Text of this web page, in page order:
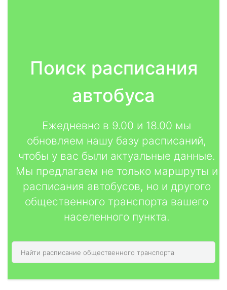
Поиск расписания
автобуса
Ежедневно в 9.00 и 18.00 мы
обновляем нашу базу расписаний,
чтобы у вас были актуальные данные.
Мы предлагаем не только маршруты и
расписания автобусов, но и другого
общественного транспорта вашего
населенного пункта.